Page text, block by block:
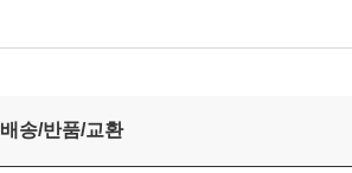
배송/반품/교환